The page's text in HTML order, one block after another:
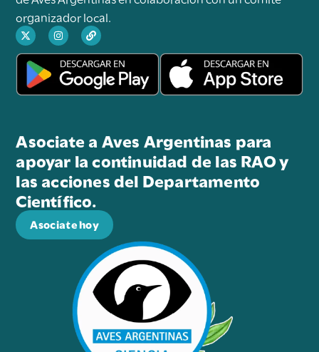
organizador local.
Asociate a Aves Argentinas para
apoyar la continuidad de las RAO y
las acciones del Departamento
Científico.
Asociate hoy